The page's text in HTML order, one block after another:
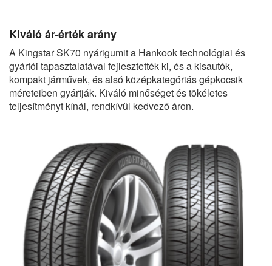
Kiváló ár-érték arány
A Kingstar SK70 nyárigumit a Hankook technológiai és
gyártói tapasztalatával fejlesztették ki, és a kisautók,
kompakt járművek, és alsó középkategóriás gépkocsik
méreteiben gyártják. Kiváló minőséget és tökéletes
teljesítményt kínál, rendkívül kedvező áron.